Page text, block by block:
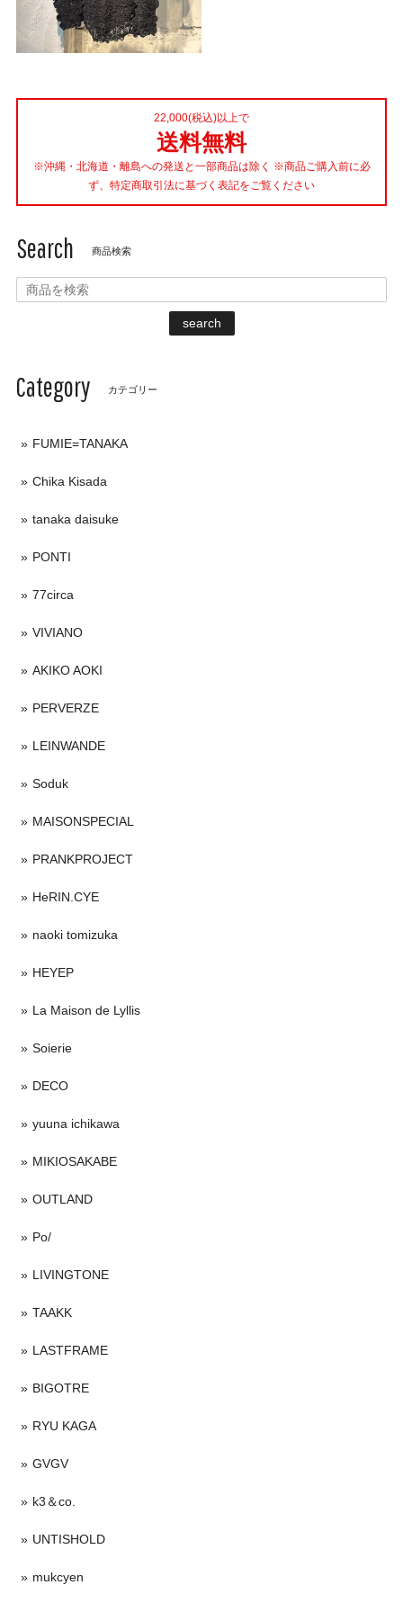
22,000(税込)以上で
送料無料
※沖縄・北海道・離島への発送と一部商品は除く ※商品ご購入前に必
ず、特定商取引法に基づく表記をご覧ください
Search 商品検索
search
Category カテゴリー
FUMIE=TANAKA
Chika Kisada
tanaka daisuke
PONTI
77circa
VIVIANO
AKIKO AOKI
PERVERZE
LEINWANDE
Soduk
MAISONSPECIAL
PRANKPROJECT
HeRIN.CYE
naoki tomizuka
HEYEP
La Maison de Lyllis
Soierie
DECO
yuuna ichikawa
MIKIOSAKABE
OUTLAND
Po/
LIVINGTONE
TAAKK
LASTFRAME
BIGOTRE
RYU KAGA
GVGV
k3＆co.
UNTISHOLD
mukcyen